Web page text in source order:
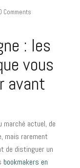
Comments
: les
vous
avant
marché actuel, de
mais rarement
de distinguer un
bookmakers en